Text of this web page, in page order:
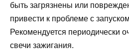
быть загрязнены или
привести к проблеме с
Рекомендуется периодически
свечи зажигания.